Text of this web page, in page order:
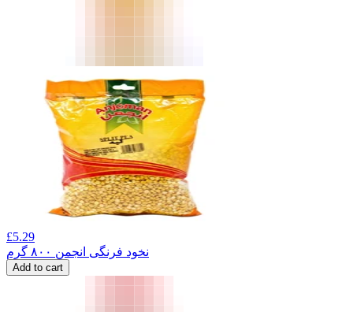
£5.29
نخود فرنگی انجمن ۸۰۰ گرم
Add to cart